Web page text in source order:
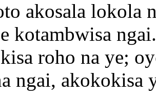
akosala lokola
kotambwisa
roho na ye;
ngai, akokokisa